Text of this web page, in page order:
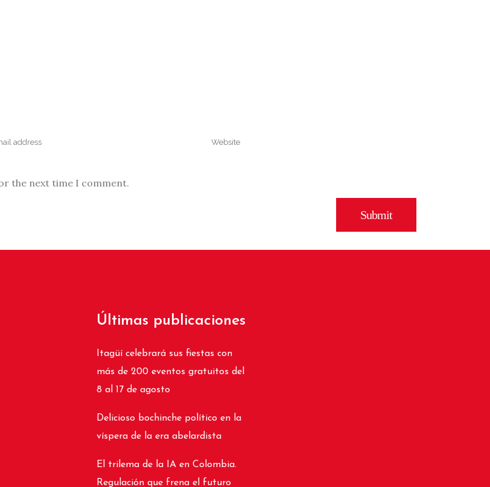
the next time I comment.
Últimas publicaciones
Itagüí celebrará sus fiestas con
más de 200 eventos gratuitos del
8 al 17 de agosto
Delicioso bochinche político en la
víspera de la era abelardista
El trilema de la IA en Colombia.
Regulación que frena el futuro